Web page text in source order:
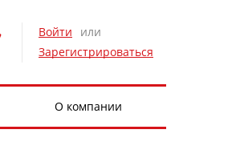
Войти
или
Зарегистрироваться
О компании